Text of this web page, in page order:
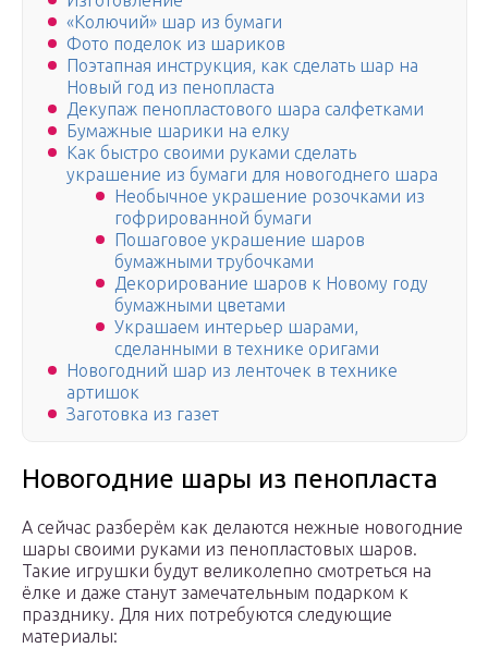
«Колючий» шар из бумаги
Фото поделок из шариков
Поэтапная инструкция, как сделать шар на
Новый год из пенопласта
Декупаж пенопластового шара салфетками
Бумажные шарики на елку
Как быстро своими руками сделать
украшение из бумаги для новогоднего шара
Необычное украшение розочками из
гофрированной бумаги
Пошаговое украшение шаров
бумажными трубочками
Декорирование шаров к Новому году
бумажными цветами
Украшаем интерьер шарами,
сделанными в технике оригами
Новогодний шар из ленточек в технике
артишок
Заготовка из газет
Новогодние шары из пенопласта
А сейчас разберём как делаются нежные новогодние
шары своими руками из пенопластовых шаров.
Такие игрушки будут великолепно смотреться на
ёлке и даже станут замечательным подарком к
празднику. Для них потребуются следующие
материалы: